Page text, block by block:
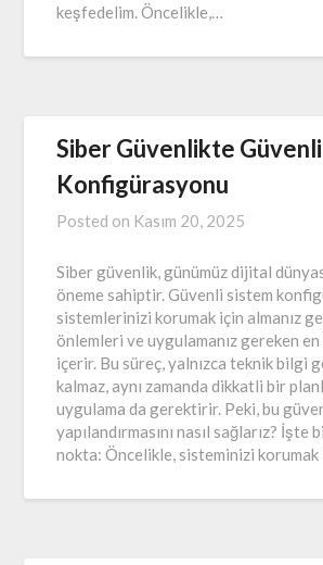
keşfedelim. Öncelikle,…
Siber Güvenlikte
Konfigürasyonu
Posted on Kasım 20, 2025
Siber güvenlik, günümüz dijital
öneme sahiptir. Güvenli sistem
sistemlerinizi korumak için almanız
önlemleri ve uygulamanız gereken
içerir. Bu süreç, yalnızca teknik bilgi
kalmaz, aynı zamanda dikkatli bir
uygulama da gerektirir. Peki, bu
yapılandırmasını nasıl sağlarız? İşte
nokta: Öncelikle, sisteminizi